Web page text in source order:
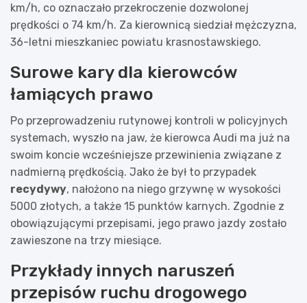
km/h, co oznaczało przekroczenie dozwolonej
prędkości o 74 km/h. Za kierownicą siedział mężczyzna,
36-letni mieszkaniec powiatu krasnostawskiego.
Surowe kary dla kierowców
łamiących prawo
Po przeprowadzeniu rutynowej kontroli w policyjnych
systemach, wyszło na jaw, że kierowca Audi ma już na
swoim koncie wcześniejsze przewinienia związane z
nadmierną prędkością. Jako że był to przypadek
recydywy, nałożono na niego grzywnę w wysokości
5000 złotych, a także 15 punktów karnych. Zgodnie z
obowiązującymi przepisami, jego prawo jazdy zostało
zawieszone na trzy miesiące.
Przykłady innych naruszeń
przepisów ruchu drogowego